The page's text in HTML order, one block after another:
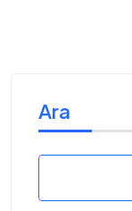
Ara